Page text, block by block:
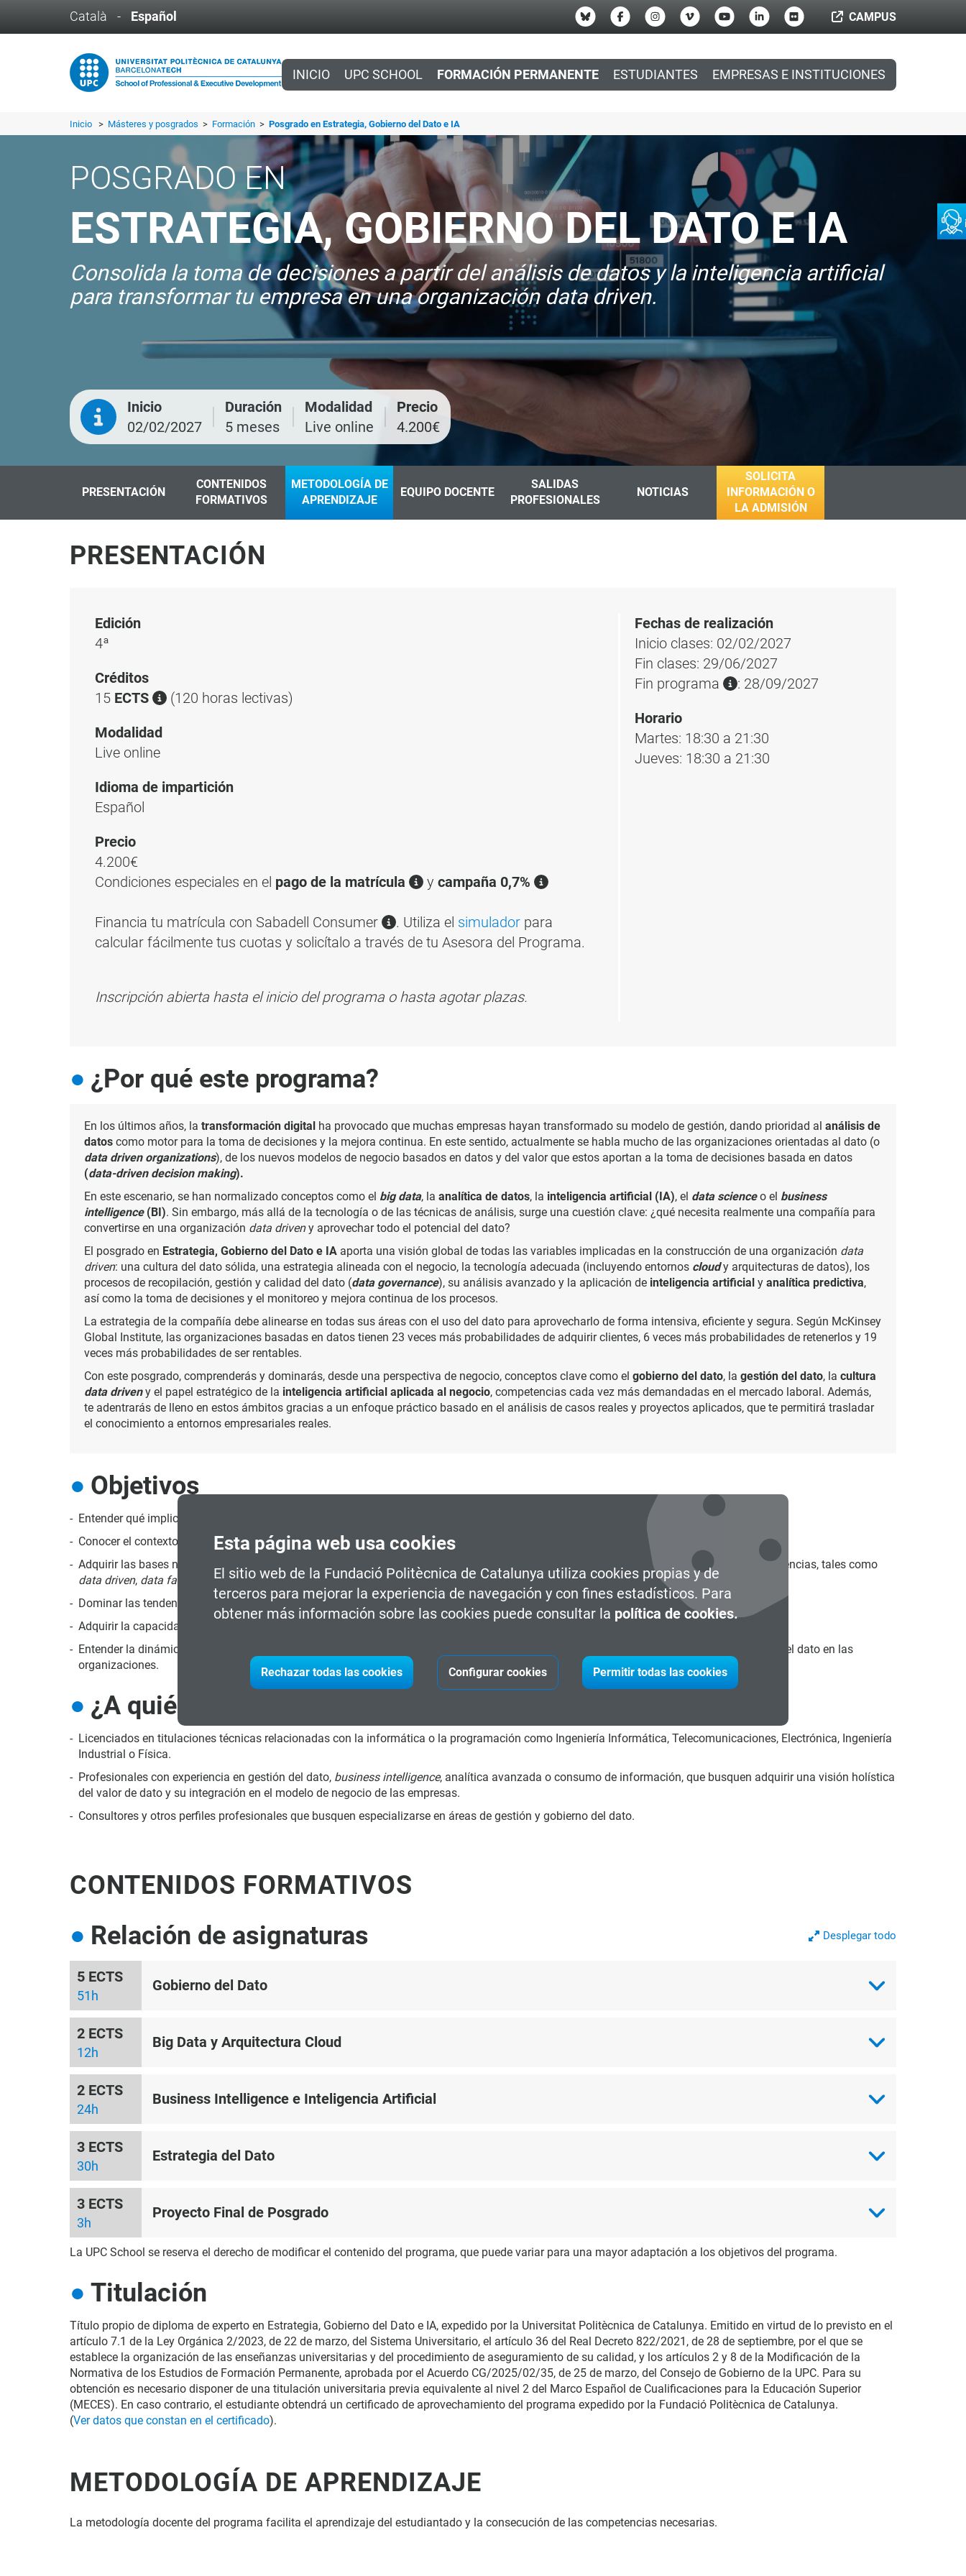
Esta página web usa cookies
El sitio web de la Fundació Politècnica de Catalunya utiliza cookies propias y de
terceros para mejorar la experiencia de navegación y con fines estadísticos. Para
obtener más información sobre las cookies puede consultar la política de cookies.
Rechazar todas las cookies Configurar cookies Permitir todas las cookies
Català - Español CAMPUS
INICIO UPC SCHOOL FORMACIÓN PERMANENTE ESTUDIANTES EMPRESAS E INSTITUCIONES
Inicio > Másteres y posgrados > Formación > Posgrado en Estrategia, Gobierno del Dato e IA
POSGRADO EN
ESTRATEGIA, GOBIERNO DEL DATO E IA
Consolida la toma de decisiones a partir del análisis de datos y la inteligencia artificial
para transformar tu empresa en una organización data driven.
Inicio
02/02/2027
Duración
5 meses
Modalidad
Live online
Precio
4.200€
PRESENTACIÓN
CONTENIDOS
FORMATIVOS
METODOLOGÍA DE
APRENDIZAJE
EQUIPO DOCENTE
SALIDAS
PROFESIONALES
NOTICIAS
SOLICITA
INFORMACIÓN O
LA ADMISIÓN
PRESENTACIÓN
Edición
4ª
Créditos
15 ECTS
(120 horas lectivas)
Modalidad
Live online
Idioma de impartición
Español
Precio
4.200€
Condiciones especiales en el pago de la matrícula y campaña 0,7%
Financia tu matrícula con Sabadell Consumer . Utiliza el simulador para
calcular fácilmente tus cuotas y solicítalo a través de tu Asesora del Programa.
Inscripción abierta hasta el inicio del programa o hasta agotar plazas.
Fechas de realización
Inicio clases: 02/02/2027
Fin clases: 29/06/2027
Fin programa
: 28/09/2027
Horario
Martes: 18:30 a 21:30
Jueves: 18:30 a 21:30
¿Por qué este programa?
En los últimos años, la transformación digital ha provocado que muchas empresas hayan transformado su modelo de gestión, dando prioridad al análisis de
datos como motor para la toma de decisiones y la mejora continua. En este sentido, actualmente se habla mucho de las organizaciones orientadas al dato (o
data driven organizations), de los nuevos modelos de negocio basados en datos y del valor que estos aportan a la toma de decisiones basada en datos
(data-driven decision making).
En este escenario, se han normalizado conceptos como el big data, la analítica de datos, la inteligencia artificial (IA), el data scienceo el business
intelligence(BI). Sin embargo, más allá de la tecnología o de las técnicas de análisis, surge una cuestión clave: ¿qué necesita realmente una compañía para
convertirse en una organización data driveny aprovechar todo el potencial del dato?
El posgrado en Estrategia, Gobierno del Dato e IA aporta una visión global de todas las variables implicadas en la construcción de una organización data
driven: una cultura del dato sólida, una estrategia alineada con el negocio, la tecnología adecuada (incluyendo entornos cloudy arquitecturas de datos), los
procesos de recopilación, gestión y calidad del dato (data governance), su análisis avanzado y la aplicación de inteligencia artificial y analítica predictiva,
así como la toma de decisiones y el monitoreo y mejora continua de los procesos.
La estrategia de la compañía debe alinearse en todas sus áreas con el uso del dato para aprovecharlo de forma intensiva, eficiente y segura. Según McKinsey
Global Institute, las organizaciones basadas en datos tienen 23 veces más probabilidades de adquirir clientes, 6 veces más probabilidades de retenerlos y 19
veces más probabilidades de ser rentables.
Con este posgrado, comprenderás y dominarás, desde una perspectiva de negocio, conceptos clave como el gobierno del dato, la gestión del dato, la cultura
data driveny el papel estratégico de la inteligencia artificial aplicada al negocio, competencias cada vez más demandadas en el mercado laboral. Además,
te adentrarás de lleno en estos ámbitos gracias a un enfoque práctico basado en el análisis de casos reales y proyectos aplicados, que te permitirá trasladar
el conocimiento a entornos empresariales reales.
Objetivos
Entender qué implica ser una organización
y qué aspectos hay que trabajar para conseguir su transformación.
Conocer el contexto actual del dato en las organizaciones y obtener una visión práctica sobre proyectos reales del sector TIC.
Adquirir las bases necesarias para trabajar en la estrategia, gestión y gobierno del dato con un conocimiento puntero sobre las últimas tendencias, tales como
data driven, data fabric data literacy, etc.
Dominar las tendencias tecnológicas como cloud ,big data,business intelligence o inteligencia artificial.
Adquirir la capacidad para desempeñar funciones de gestión y gobierno del dato.
Entender la dinámica de trabajo con equipos multidisciplinares (tecnológicos y de negocio) para aportar una visión holística sobre el valor del dato en las
organizaciones.
¿A quién va dirigido?
Licenciados en titulaciones técnicas relacionadas con la informática o la programación como Ingeniería Informática, Telecomunicaciones, Electrónica, Ingeniería
Industrial o Física.
Profesionales con experiencia en gestión del dato, business intelligence, analítica avanzada o consumo de información, que busquen adquirir una visión holística
del valor de dato y su integración en el modelo de negocio de las empresas.
Consultores y otros perfiles profesionales que busquen especializarse en áreas de gestión y gobierno del dato.
CONTENIDOS FORMATIVOS
Relación de asignaturas
Desplegar todo
5 ECTS
51h
Gobierno del Dato
2 ECTS
12h
Big Data y Arquitectura Cloud
2 ECTS
24h
Business Intelligence e Inteligencia Artificial
3 ECTS
30h
Estrategia del Dato
3 ECTS
3h
Proyecto Final de Posgrado
La UPC School se reserva el derecho de modificar el contenido del programa, que puede variar para una mayor adaptación a los objetivos del programa.
Titulación
Título propio de diploma de experto en Estrategia, Gobierno del Dato e IA, expedido por la Universitat Politècnica de Catalunya. Emitido en virtud de lo previsto en el
artículo 7.1 de la Ley Orgánica 2/2023, de 22 de marzo, del Sistema Universitario, el artículo 36 del Real Decreto 822/2021, de 28 de septiembre, por el que se
establece la organización de las enseñanzas universitarias y del procedimiento de aseguramiento de su calidad, y los artículos 2 y 8 de la Modificación de la
Normativa de los Estudios de Formación Permanente, aprobada por el Acuerdo CG/2025/02/35, de 25 de marzo, del Consejo de Gobierno de la UPC. Para su
obtención es necesario disponer de una titulación universitaria previa equivalente al nivel 2 del Marco Español de Cualificaciones para la Educación Superior
(MECES). En caso contrario, el estudiante obtendrá un certificado de aprovechamiento del programa expedido por la Fundació Politècnica de Catalunya.
(Ver datos que constan en el certificado).
METODOLOGÍA DE APRENDIZAJE
La metodología docente del programa facilita el aprendizaje del estudiantado y la consecución de las competencias necesarias.